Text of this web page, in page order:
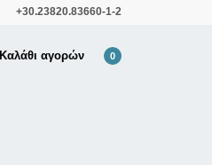
+30.23820.83660-1-2
Καλάθι αγορών 0